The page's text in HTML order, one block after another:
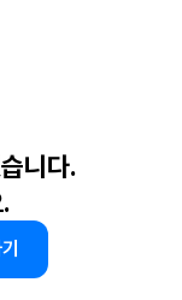
니다.